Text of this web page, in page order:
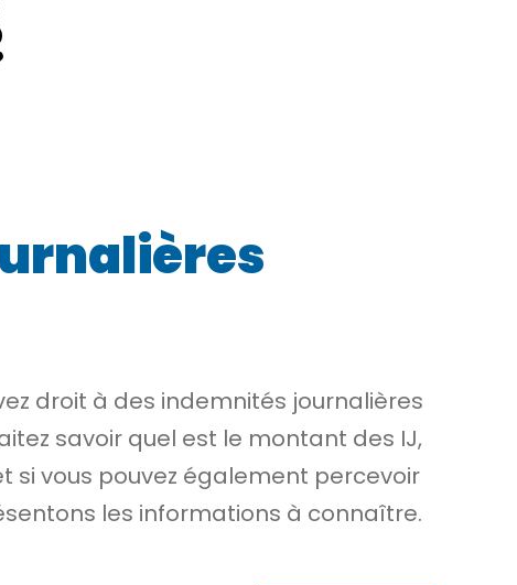
droit à des indemnités journalières
savoir quel est le montant des IJ,
vous pouvez également percevoir
les informations à connaître.